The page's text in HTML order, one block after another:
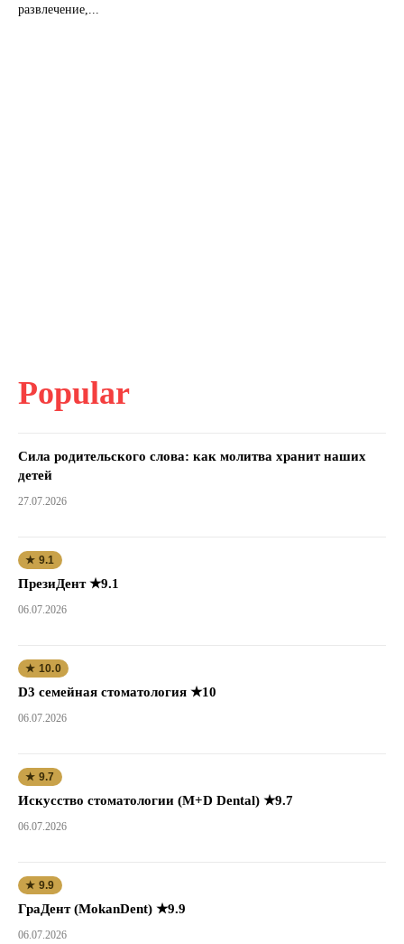
развлечение,...
Popular
Сила родительского слова: как молитва хранит наших
детей
27.07.2026
★ 9.1
ПрезиДент ★9.1
06.07.2026
★ 10.0
D3 семейная стоматология ★10
06.07.2026
★ 9.7
Искусство стоматологии (M+D Dental) ★9.7
06.07.2026
★ 9.9
ГраДент (MokanDent) ★9.9
06.07.2026